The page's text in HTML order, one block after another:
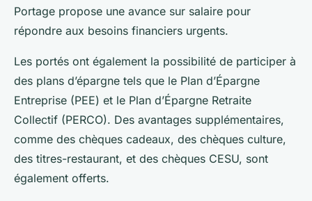
Portage propose une avance sur salaire pour
répondre aux besoins financiers urgents.
Les portés ont également la possibilité de participer à
des plans d’épargne tels que le Plan d’Épargne
Entreprise (PEE) et le Plan d’Épargne Retraite
Collectif (PERCO). Des avantages supplémentaires,
comme des chèques cadeaux, des chèques culture,
des titres-restaurant, et des chèques CESU, sont
également offerts.